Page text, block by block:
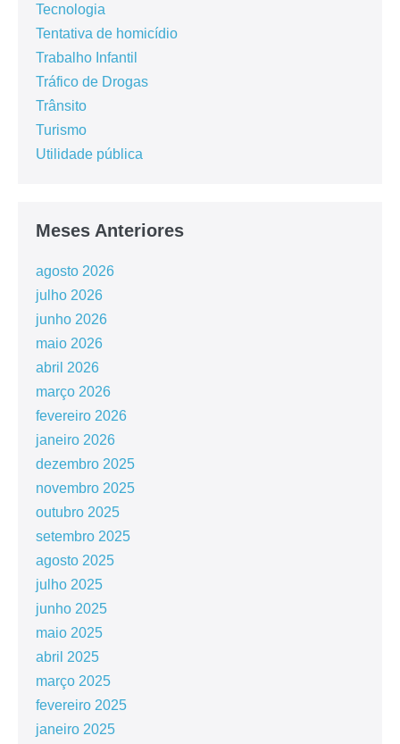
Tecnologia
Tentativa de homicídio
Trabalho Infantil
Tráfico de Drogas
Trânsito
Turismo
Utilidade pública
Meses Anteriores
agosto 2026
julho 2026
junho 2026
maio 2026
abril 2026
março 2026
fevereiro 2026
janeiro 2026
dezembro 2025
novembro 2025
outubro 2025
setembro 2025
agosto 2025
julho 2025
junho 2025
maio 2025
abril 2025
março 2025
fevereiro 2025
janeiro 2025